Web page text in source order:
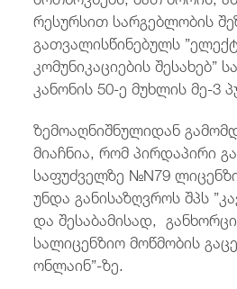
რესურსით სარგებლობის
გათვალისწინებულს
კომუნიკაციების შესახებ”
კანონის 50-ე მუხლის მე-3
ზემოაღნიშნულიდან
მიაჩნია, რომ პირდაპირი
საფუძველზე №N79
უნდა განისაზღვროს შპს
და შესაბამისად,
სალიცენზიო მოწმობის
ონლაინ”-ზე.